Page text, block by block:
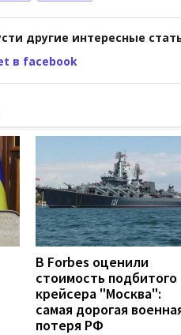
другие интересные
в facebook
В Forbes оценили
стоимость подбитого
крейсера "Москва":
самая дорогая
потеря РФ